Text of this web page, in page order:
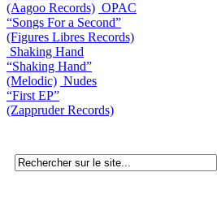
(Aagoo Records) OPAC
“Songs For a Second”
(Figures Libres Records)
Shaking Hand
“Shaking Hand”
(Melodic) Nudes
“First EP”
(Zappruder Records)